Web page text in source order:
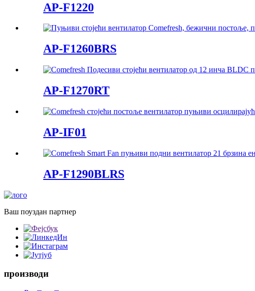
AP-F1220
AP-F1260BRS
AP-F1270RT
AP-IF01
AP-F1290BLRS
Ваш поуздан партнер
производи